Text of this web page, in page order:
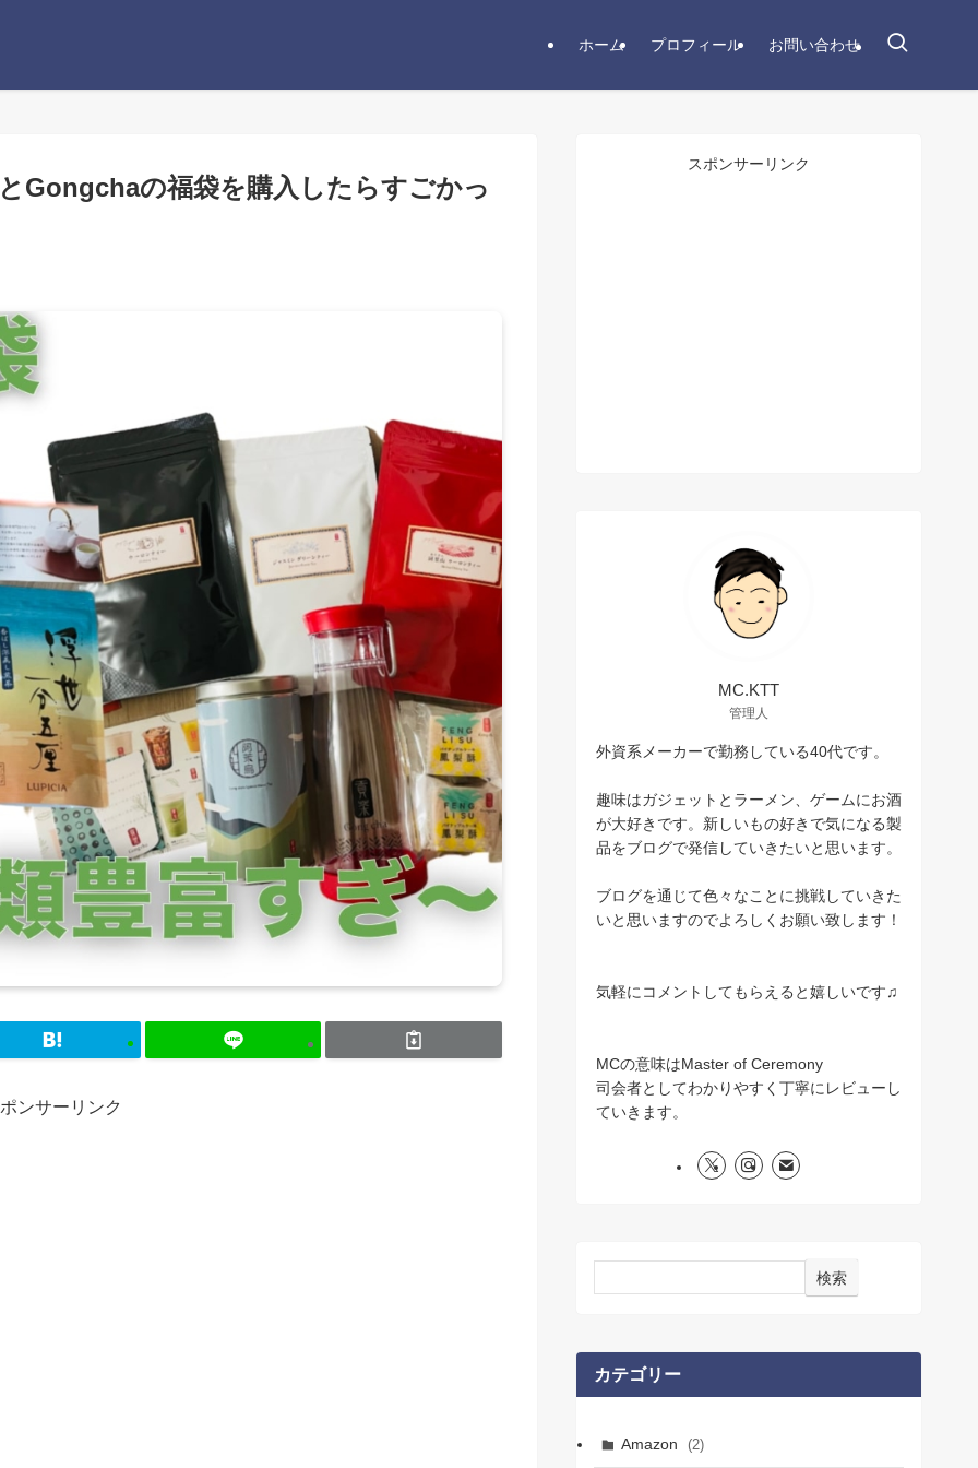
ホーム プロフィール お問い合わせ
Gongchaの福袋を購入したらすごかっ
ンサーリンク
スポンサーリンク
MC.KTT
管理人
外資系メーカーで勤務している40代です。
趣味はガジェットとラーメン、ゲームにお酒
が大好きです。新しいもの好きで気になる製
品をブログで発信していきたいと思います。
ブログを通じて色々なことに挑戦していきた
いと思いますのでよろしくお願い致します！
気軽にコメントしてもらえると嬉しいです♫
MCの意味はMaster of Ceremony
司会者としてわかりやすく丁寧にレビューし
ていきます。
検索
カテゴリー
Amazon (2)